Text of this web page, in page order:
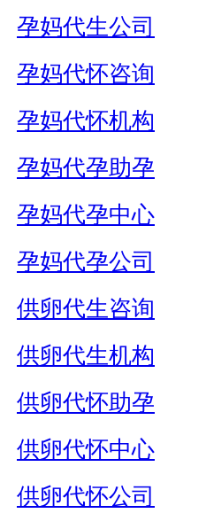
孕妈代生公司
孕妈代怀咨询
孕妈代怀机构
孕妈代孕助孕
孕妈代孕中心
孕妈代孕公司
供卵代生咨询
供卵代生机构
供卵代怀助孕
供卵代怀中心
供卵代怀公司